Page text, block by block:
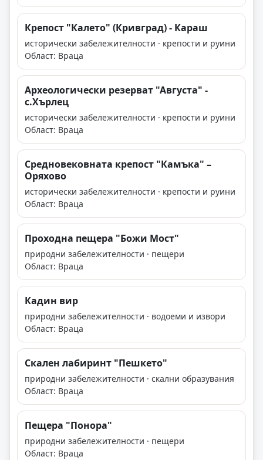
Крепост "Калето" (Кривград) - Караш
исторически забележителности · крепости и руини
Област: Враца
Археологически резерват "Августа" -
с.Хърлец
исторически забележителности · крепости и руини
Област: Враца
Средновековната крепост "Камъка" –
Оряхово
исторически забележителности · крепости и руини
Област: Враца
Проходна пещера "Божи Мост"
природни забележителности · пещери
Област: Враца
Кадин вир
природни забележителности · водоеми и извори
Област: Враца
Скален лабиринт "Пешкето"
природни забележителности · скални образувания
Област: Враца
Пещера "Понора"
природни забележителности · пещери
Област: Враца